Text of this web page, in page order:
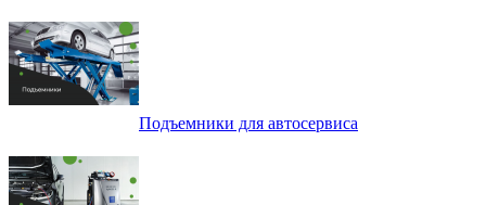
Подъемники для автосервиса